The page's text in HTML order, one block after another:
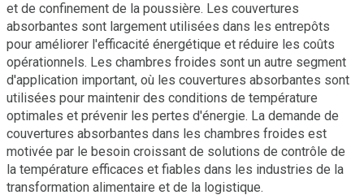
et de confinement de la poussière. Les couvertures
absorbantes sont largement utilisées dans les entrepôts
pour améliorer l'efficacité énergétique et réduire les coûts
opérationnels. Les chambres froides sont un autre segment
d'application important, où les couvertures absorbantes sont
utilisées pour maintenir des conditions de température
optimales et prévenir les pertes d'énergie. La demande de
couvertures absorbantes dans les chambres froides est
motivée par le besoin croissant de solutions de contrôle de
la température efficaces et fiables dans les industries de la
transformation alimentaire et de la logistique.